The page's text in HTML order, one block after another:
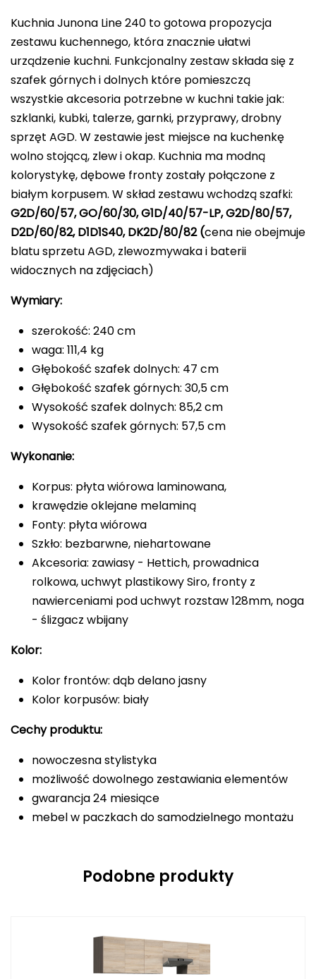
Kuchnia Junona Line 240 to gotowa propozycja
zestawu kuchennego, która znacznie ułatwi
urządzenie kuchni. Funkcjonalny zestaw składa się z
szafek górnych i dolnych które pomieszczą
wszystkie akcesoria potrzebne w kuchni takie jak:
szklanki, kubki, talerze, garnki, przyprawy, drobny
sprzęt AGD. W zestawie jest miejsce na kuchenkę
wolno stojącą, zlew i okap. Kuchnia ma modną
kolorystykę, dębowe fronty zostały połączone z
białym korpusem. W skład zestawu wchodzą szafki:
G2D/60/57, GO/60/30, G1D/40/57-LP, G2D/80/57,
D2D/60/82, D1D1S40, DK2D/80/82 (cena nie obejmuje
blatu sprzetu AGD, zlewozmywaka i baterii
widocznych na zdjęciach)
Wymiary:
szerokość: 240 cm
waga: 111,4 kg
Głębokość szafek dolnych: 47 cm
Głębokość szafek górnych: 30,5 cm
Wysokość szafek dolnych: 85,2 cm
Wysokość szafek górnych: 57,5 cm
Wykonanie:
Korpus: płyta wiórowa laminowana,
krawędzie oklejane melaminą
Fonty: płyta wiórowa
Szkło: bezbarwne, niehartowane
Akcesoria: zawiasy - Hettich, prowadnica
rolkowa, uchwyt plastikowy Siro, fronty z
nawierceniami pod uchwyt rozstaw 128mm, noga
- ślizgacz wbijany
Kolor:
Kolor frontów: dąb delano jasny
Kolor korpusów: biały
Cechy produktu:
nowoczesna stylistyka
możliwość dowolnego zestawiania elementów
gwarancja 24 miesiące
mebel w paczkach do samodzielnego montażu
Podobne produkty